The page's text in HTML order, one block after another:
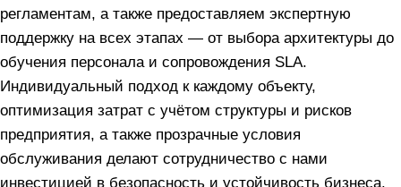
регламентам, а также предоставляем экспертную
поддержку на всех этапах — от выбора архитектуры до
обучения персонала и сопровождения SLA.
Индивидуальный подход к каждому объекту,
оптимизация затрат с учётом структуры и рисков
предприятия, а также прозрачные условия
обслуживания делают сотрудничество с нами
инвестицией в безопасность и устойчивость бизнеса.